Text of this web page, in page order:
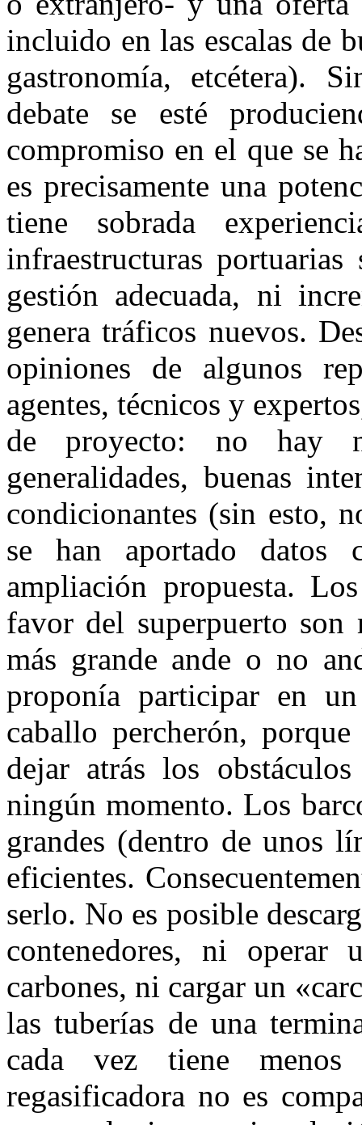
incluido en las escalas de
gastronomía, etcétera).
debate se esté
compromiso en el que se
es precisamente una
tiene sobrada
infraestructuras
gestión adecuada, ni
genera tráficos nuevos.
opiniones de algunos
agentes, técnicos y
de proyecto: no hay
generalidades, buenas
condicionantes (sin esto,
se han aportado datos
ampliación propuesta.
favor del superpuerto
más grande ande o no
proponía participar en
caballo percherón,
dejar atrás los
ningún momento. Los
grandes (dentro de unos
eficientes.
serlo. No es posible
contenedores, ni
carbones, ni cargar un
las tuberías de una
cada vez tiene
regasificadora no es